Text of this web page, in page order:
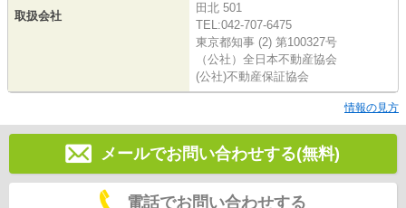
取扱会社
田北 501
TEL:042-707-6475
東京都知事 (2) 第100327号
（公社）全日本不動産協会
(公社)不動産保証協会
情報の見方
メールでお問い合わせする(無料)
電話でお問い合わせする